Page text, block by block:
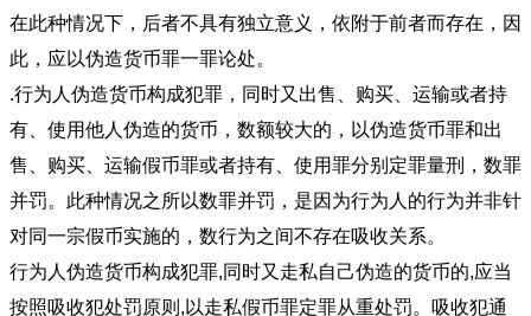
在此种情况下，后者不具有独立意义，依附于前者而存在，因
此，应以伪造货币罪一罪论处。
.行为人伪造货币构成犯罪，同时又出售、购买、运输或者持
有、使用他人伪造的货币，数额较大的，以伪造货币罪和出
售、购买、运输假币罪或者持有、使用罪分别定罪量刑，数罪
并罚。此种情况之所以数罪并罚，是因为行为人的行为并非针
对同一宗假币实施的，数行为之间不存在吸收关系。
行为人伪造货币构成犯罪,同时又走私自己伪造的货币的,应当
按照吸收犯处罚原则,以走私假币罪定罪从重处罚。吸收犯通